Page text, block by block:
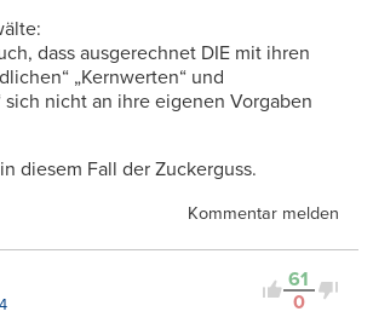
dass ausgerechnet DIE mit ihren
„Kernwerten“ und
sich nicht an ihre eigenen Vorgaben
diesem Fall der Zuckerguss.
Kommentar melden
61
0